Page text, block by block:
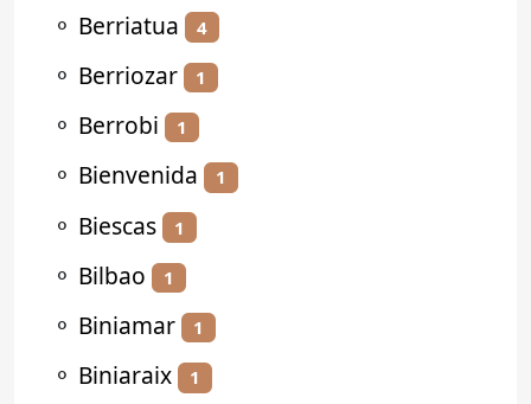
⚬ Berriatua 4
⚬ Berriozar 1
⚬ Berrobi 1
⚬ Bienvenida 1
⚬ Biescas 1
⚬ Bilbao 1
⚬ Biniamar 1
⚬ Biniaraix 1